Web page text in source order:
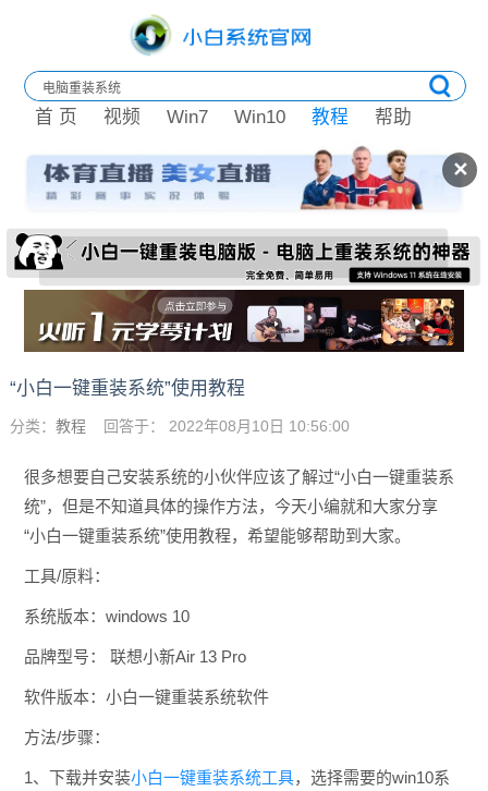
✕
首 页 视频 Win7 Win10 教程 帮助
“小白一键重装系统”使用教程
分类： 教程 回答于： 2022年08月10日 10:56:00
很多想要自己安装系统的小伙伴应该了解过“小白一键重装系
统”，但是不知道具体的操作方法，今天小编就和大家分享
“小白一键重装系统”使用教程，希望能够帮助到大家。
工具/原料：
系统版本：windows 10
品牌型号： 联想小新Air 13 Pro
软件版本：小白一键重装系统软件
方法/步骤：
1、下载并安装小白一键重装系统工具，选择需要的win10系